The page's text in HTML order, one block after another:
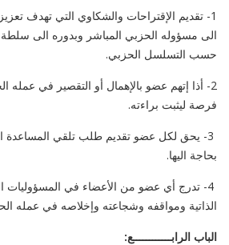
1- تقديم الإقتراحات والشكاوي التي تهدف
الى مسؤوله الحزبي المباشر وبدوره الى
حسب التسلسل الحزبي.
2- أذا إتهم عضو بالإهمال أو التقصير في
فرصة ليثبت براءته.
3- يحق لكل عضو تقديم طلب تلقي المساعدة
بحاجة اليها.
4- تدرج أي عضو من الأعضاء في المسؤوليات
الذاتية ومواقفه وشجاعته وإخلاصه في عمله
الباب الرابــــــــــــع: